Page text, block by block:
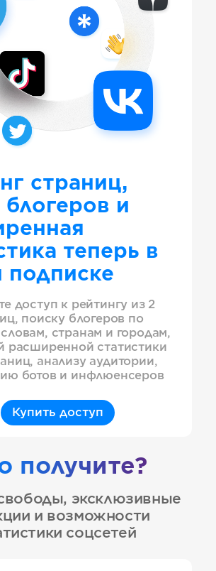
страниц,
блогеров и
теперь в
подписке
доступ к рейтингу из 2
поиску блогеров по
странам и городам,
расширенной статистики
анализу аудитории,
ботов и инфлюенсеров
Купить доступ
получите?
эксклюзивные
и возможности
соцсетей